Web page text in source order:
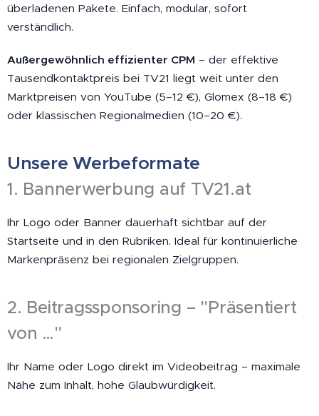
überladenen Pakete. Einfach, modular, sofort
verständlich.
Außergewöhnlich effizienter CPM – der effektive
Tausendkontaktpreis bei TV21 liegt weit unter den
Marktpreisen von YouTube (5–12 €), Glomex (8–18 €)
oder klassischen Regionalmedien (10–20 €).
Unsere Werbeformate
1. Bannerwerbung auf TV21.at
Ihr Logo oder Banner dauerhaft sichtbar auf der
Startseite und in den Rubriken. Ideal für kontinuierliche
Markenpräsenz bei regionalen Zielgruppen.
2. Beitragssponsoring – "Präsentiert
von …"
Ihr Name oder Logo direkt im Videobeitrag – maximale
Nähe zum Inhalt, hohe Glaubwürdigkeit.